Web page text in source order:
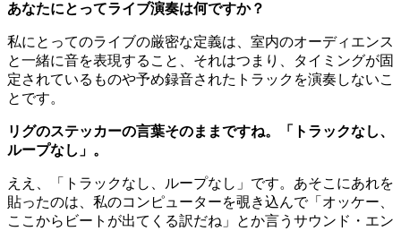
あなたにとってライブ演奏は何ですか？
私にとってのライブの厳密な定義は、室内のオーディエンス
と一緒に音を表現すること、それはつまり、タイミングが固
定されているものや予め録音されたトラックを演奏しないこ
とです。
リグのステッカーの言葉そのままですね。「トラックなし、
ループなし」。
ええ、「トラックなし、ループなし」です。あそこにあれを
貼ったのは、私のコンピューターを覗き込んで「オッケー、
ここからビートが出てくる訳だね」とか言うサウンド・エン